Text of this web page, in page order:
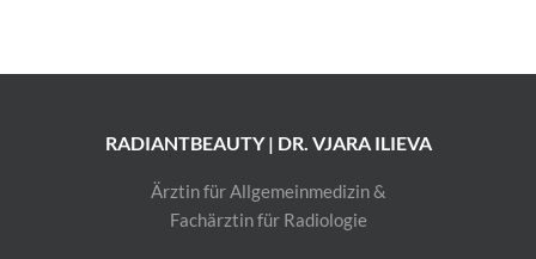
RADIANTBEAUTY | DR. VJARA ILIEVA
Ärztin für Allgemeinmedizin &
Fachärztin für Radiologie